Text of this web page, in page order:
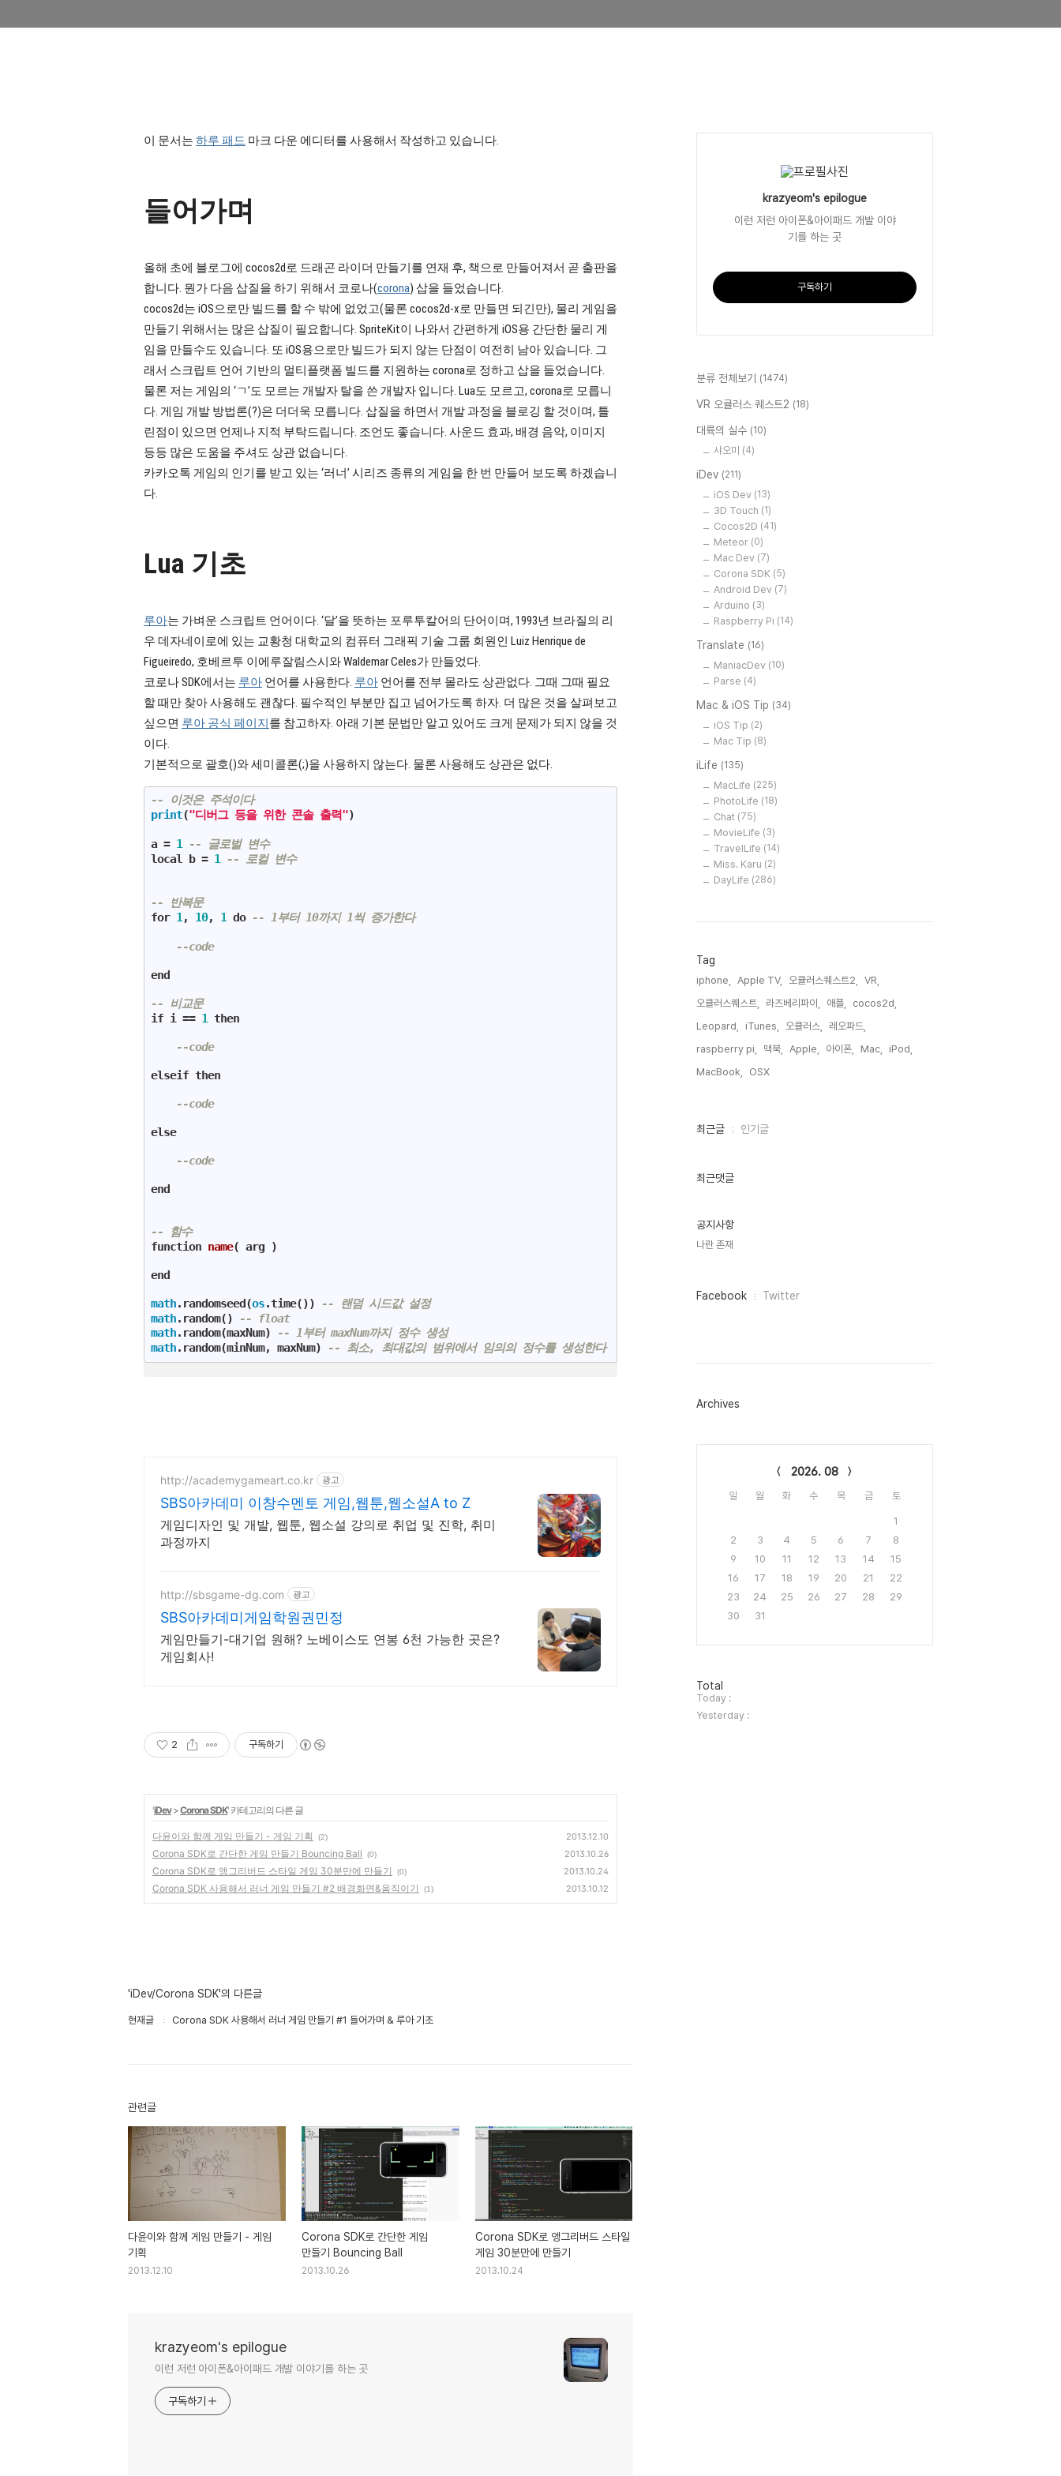
이 문서는 하루 패드 마크 다운 에디터를 사용해서 작성하고 있습니다.
들어가며
올해 초에 블로그에 cocos2d로 드래곤 라이더 만들기를 연재 후, 책으로 만들어져서 곧 출판을
합니다. 뭔가 다음 삽질을 하기 위해서 코로나(corona) 삽을 들었습니다.
cocos2d는 iOS으로만 빌드를 할 수 밖에 없었고(물론 cocos2d-x로 만들면 되긴만), 물리 게임을
만들기 위해서는 많은 삽질이 필요합니다. SpriteKit이 나와서 간편하게 iOS용 간단한 물리 게
임을 만들수도 있습니다. 또 iOS용으로만 빌드가 되지 않는 단점이 여전히 남아 있습니다. 그
래서 스크립트 언어 기반의 멀티플랫폼 빌드를 지원하는 corona로 정하고 삽을 들었습니다.
물론 저는 게임의 ‘ㄱ’도 모르는 개발자 탈을 쓴 개발자 입니다. Lua도 모르고, corona로 모릅니
다. 게임 개발 방법론(?)은 더더욱 모릅니다. 삽질을 하면서 개발 과정을 블로깅 할 것이며, 틀
린점이 있으면 언제나 지적 부탁드립니다. 조언도 좋습니다. 사운드 효과, 배경 음악, 이미지
등등 많은 도움을 주셔도 상관 없습니다.
카카오톡 게임의 인기를 받고 있는 ‘러너’ 시리즈 종류의 게임을 한 번 만들어 보도록 하겠습니
다.
Lua 기초
루아는 가벼운 스크립트 언어이다. ‘달’을 뜻하는 포루투칼어의 단어이며, 1993년 브라질의 리
우 데자네이로에 있는 교황청 대학교의 컴퓨터 그래픽 기술 그룹 회원인 Luiz Henrique de
Figueiredo, 호베르투 이에루잘림스시와 Waldemar Celes가 만들었다.
코로나 SDK에서는 루아 언어를 사용한다. 루아 언어를 전부 몰라도 상관없다. 그때 그때 필요
할 때만 찾아 사용해도 괜찮다. 필수적인 부분만 집고 넘어가도록 하자. 더 많은 것을 살펴보고
싶으면 루아 공식 페이지를 참고하자. 아래 기본 문법만 알고 있어도 크게 문제가 되지 않을 것
이다.
기본적으로 괄호()와 세미콜론(;)을 사용하지 않는다. 물론 사용해도 상관은 없다.
-- 이것은 주석이다
print("디버그 등을 위한 콘솔 출력")
a = 1 -- 글로벌 변수
local b = 1 -- 로컬 변수
-- 반복문
for 1, 10, 1 do -- 1부터 10까지 1씩 증가한다
--code
end
-- 비교문
if i == 1 then
--code
elseif then
--code
else
--code
end
-- 함수
function name( arg )
end
math.randomseed(os.time())
-- 랜덤 시드값 설정
math.random()
-- float
math.random(maxNum)
-- 1부터 maxNum까지 정수 생성
math.random(minNum, maxNum) -- 최소, 최대값의 범위에서 임의의 정수를 생성한다
http://academygameart.co.kr 광고
SBS아카데미 이창수멘토 게임,웹툰,웹소설A to Z
게임디자인 및 개발, 웹툰, 웹소설 강의로 취업 및 진학, 취미
과정까지
http://sbsgame-dg.com 광고
SBS아카데미게임학원권민정
게임만들기-대기업 원해? 노베이스도 연봉 6천 가능한 곳은?
게임회사!
2 구독하기
'iDev>Corona SDK' 카테고리의 다른 글
다윤이와 함께 게임 만들기 - 게임 기획 (2) 2013.12.10
Corona SDK로 간단한 게임 만들기 Bouncing Ball (0) 2013.10.26
Corona SDK로 앵그리버드 스타일 게임 30분만에 만들기 (0) 2013.10.24
Corona SDK 사용해서 러너 게임 만들기 #2 배경화면&움직이기 (1) 2013.10.12
'iDev/Corona SDK'의 다른글
현재글 Corona SDK 사용해서 러너 게임 만들기 #1 들어가며 & 루아 기초
관련글
다윤이와 함께 게임 만들기 - 게임
기획
2013.12.10
Corona SDK로 간단한 게임
만들기 Bouncing Ball
2013.10.26
Corona SDK로 앵그리버드 스타일
게임 30분만에 만들기
2013.10.24
krazyeom's epilogue
이런 저런 아이폰&아이패드 개발 이야기를 하는 곳
구독하기
krazyeom's epilogue
이런 저런 아이폰&아이패드 개발 이야
기를 하는 곳
구독하기
분류 전체보기 (1474)
VR 오큘러스 퀘스트2 (18)
대륙의 실수 (10)
샤오미 (4)
iDev (211)
iOS Dev (13)
3D Touch (1)
Cocos2D (41)
Meteor (0)
Mac Dev (7)
Corona SDK (5)
Android Dev (7)
Arduino (3)
Raspberry Pi (14)
Translate (16)
ManiacDev (10)
Parse (4)
Mac & iOS Tip (34)
iOS Tip (2)
Mac Tip (8)
iLife (135)
MacLife (225)
PhotoLife (18)
Chat (75)
MovieLife (3)
TravelLife (14)
Miss. Karu (2)
DayLife (286)
Tag
iphone, Apple TV, 오큘러스퀘스트2,
VR,
오큘러스퀘스트,
라즈베리파이, 애플,
cocos2d,
Leopard,
iTunes, 오큘러스,
레오파드,
raspberry pi,
맥북, Apple, 아이폰, Mac,
iPod,
MacBook,
OSX,
최
인
최근글 인기글
최근댓글
공지사항
나란 존재
페
그
Facebook Twitter
Archives
2026. 08
일 월 화 수 목 금 토
1
2
3 4 5 6 7
8
9
10 11 12 13 14
15
16
17 18 19 20 21
22
23
24 25 26 27 28
29
30
31
방
문
자
수
Total
Today :
Yesterday :